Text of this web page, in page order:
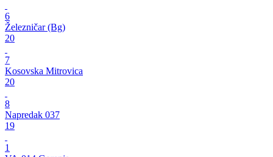
6
Železničar (Bg)
20
7
Kosovska Mitrovica
20
8
Napredak 037
19
1